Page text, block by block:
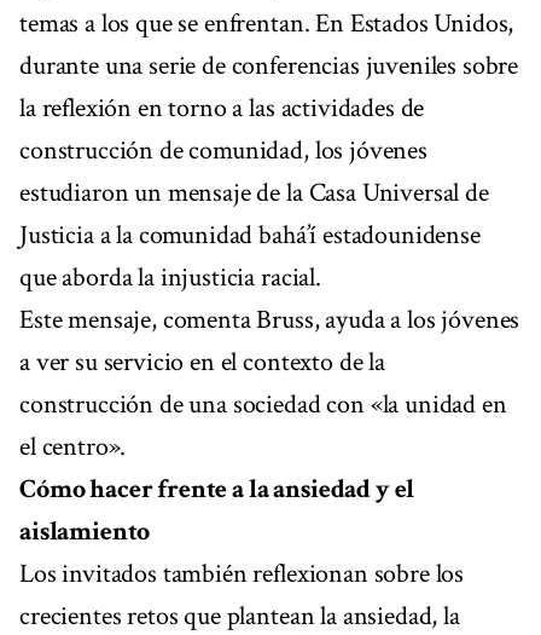
temas a los que se enfrentan. En Estados Unidos,
durante una serie de conferencias juveniles sobre
la reflexión en torno a las actividades de
construcción de comunidad, los jóvenes
estudiaron un mensaje de la Casa Universal de
Justicia a la comunidad bahá’í estadounidense
que aborda la injusticia racial.
Este mensaje, comenta Bruss, ayuda a los jóvenes
a ver su servicio en el contexto de la
construcción de una sociedad con «la unidad en
el centro».
Cómo hacer frente a la ansiedad y el
aislamiento
Los invitados también reflexionan sobre los
crecientes retos que plantean la ansiedad, la